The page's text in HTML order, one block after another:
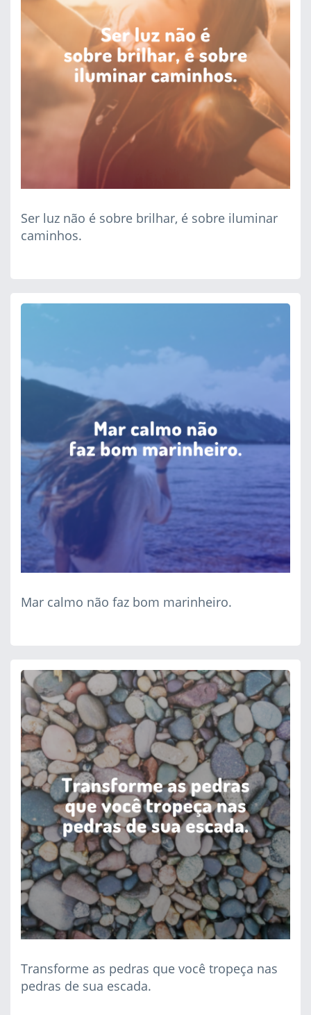
Ser luz não é sobre brilhar, é sobre iluminar
caminhos.
Mar calmo não faz bom marinheiro.
Transforme as pedras que você tropeça nas
pedras de sua escada.